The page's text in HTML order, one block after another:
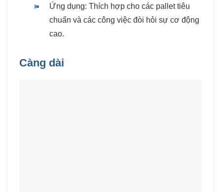
Ứng dụng: Thích hợp cho các pallet tiêu
chuẩn và các công việc đòi hỏi sự cơ động
cao.
Càng dài